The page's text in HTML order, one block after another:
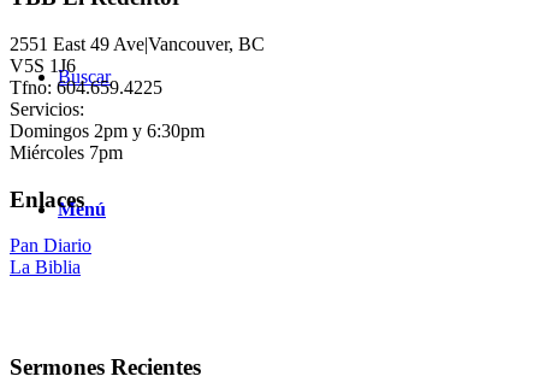
Buscar
Menú
2551 East 49 Ave|Vancouver, BC
V5S 1J6
Tfno: 604.659.4225
Servicios:
Domingos 2pm y 6:30pm
Miércoles 7pm
Enlaces
Pan Diario
La Biblia
Sermones Recientes